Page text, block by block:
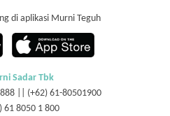
di aplikasi Murni Teguh
Sadar Tbk
|| (+62) 61-80501900
61 8050 1 800